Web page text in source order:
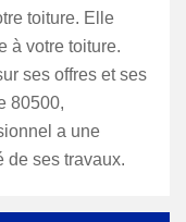
toiture. Elle
à votre toiture.
ses offres et ses
80500,
a une
de ses travaux.